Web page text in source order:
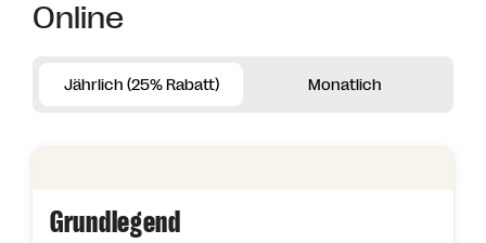
Online
Jährlich (25% Rabatt) Monatlich
Grundlegend